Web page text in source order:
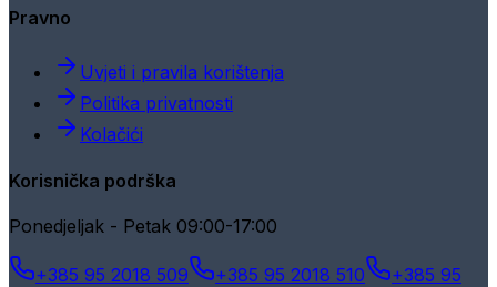
Pravno
Uvjeti i pravila korištenja
Politika privatnosti
Kolačići
Korisnička podrška
Ponedjeljak - Petak 09:00-17:00
+385 95 2018 509 +385 95 2018 510
+385 95